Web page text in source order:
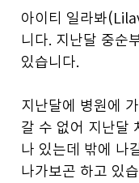
아이티 일라봐
니다. 지난달 중순
있습니다.
지난달에 병원에
갈 수 없어 지난달
나 있는데 밖에 나
나가보곤 하고 있